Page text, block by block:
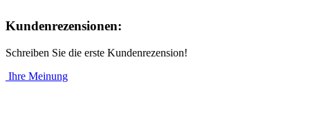
Kundenrezensionen:
Schreiben Sie die erste Kundenrezension!
Ihre Meinung